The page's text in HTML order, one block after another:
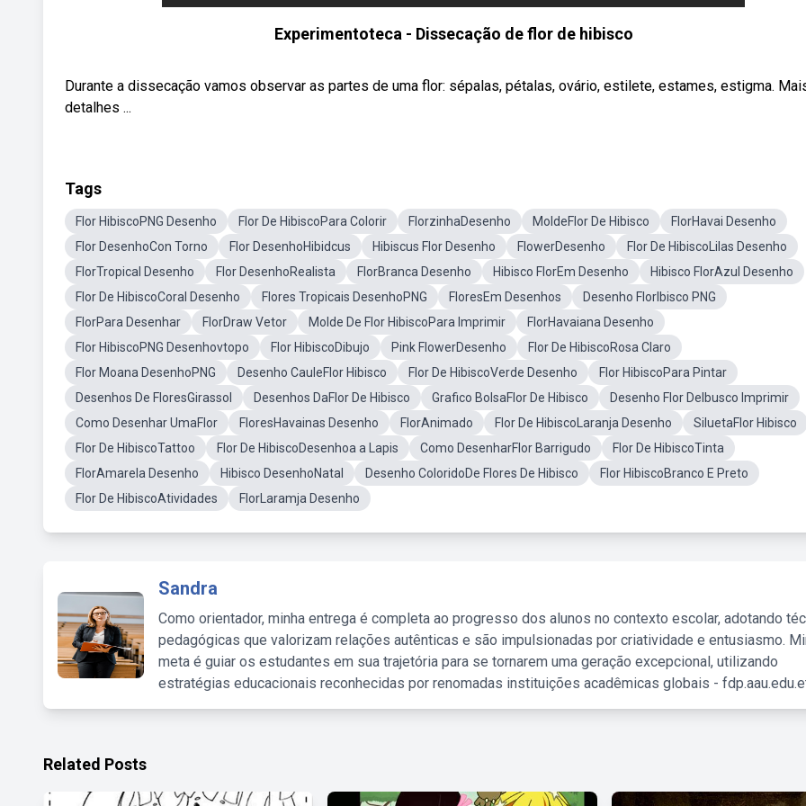
Experimentoteca - Dissecação de flor de hibisco
Durante a dissecação vamos observar as partes de uma flor: sépalas, pétalas, ovário, estilete, estames, estigma.
detalhes ...
Tags
Flor HibiscoPNG Desenho Flor De HibiscoPara Colorir FlorzinhaDesenho MoldeFlor De Hibisco
FlorHavai Desenho
Flor DesenhoCon Torno
Flor DesenhoHibidcus Hibiscus Flor Desenho FlowerDesenho
Flor De HibiscoLilas Desenho
FlorTropical Desenho
Flor DesenhoRealista FlorBranca Desenho Hibisco FlorEm Desenho
Hibisco FlorAzul Desenho
Flor De HibiscoCoral Desenho
Flores Tropicais DesenhoPNG FloresEm Desenhos
Desenho FlorIbisco PNG
FlorPara Desenhar
FlorDraw Vetor Molde De Flor HibiscoPara Imprimir
FlorHavaiana Desenho
Flor HibiscoPNG Desenhovtopo
Flor HibiscoDibujo Pink FlowerDesenho
Flor De HibiscoRosa Claro
Flor Moana DesenhoPNG
Desenho CauleFlor Hibisco Flor De HibiscoVerde Desenho
Flor HibiscoPara Pintar
Desenhos De FloresGirassol
Desenhos DaFlor De Hibisco Grafico BolsaFlor De Hibisco
Desenho Flor DeIbusco Imprimir
Como Desenhar UmaFlor
FloresHavainas Desenho FlorAnimado Flor De HibiscoLaranja Desenho
SiluetaFlor Hibisco
Flor De HibiscoTattoo
Flor De HibiscoDesenhoa a Lapis Como DesenharFlor Barrigudo
Flor De HibiscoTinta
FlorAmarela Desenho
Hibisco DesenhoNatal Desenho ColoridoDe Flores De Hibisco
Flor HibiscoBranco E Preto
Flor De HibiscoAtividades
FlorLaramja Desenho
Sandra
Como orientador, minha entrega é completa ao progresso dos alunos no contexto escolar, adotando
pedagógicas que valorizam relações autênticas e são impulsionadas por criatividade e entusiasmo.
meta é guiar os estudantes em sua trajetória para se tornarem uma geração excepcional, utilizando
estratégias educacionais reconhecidas por renomadas instituições acadêmicas globais -
Related Posts